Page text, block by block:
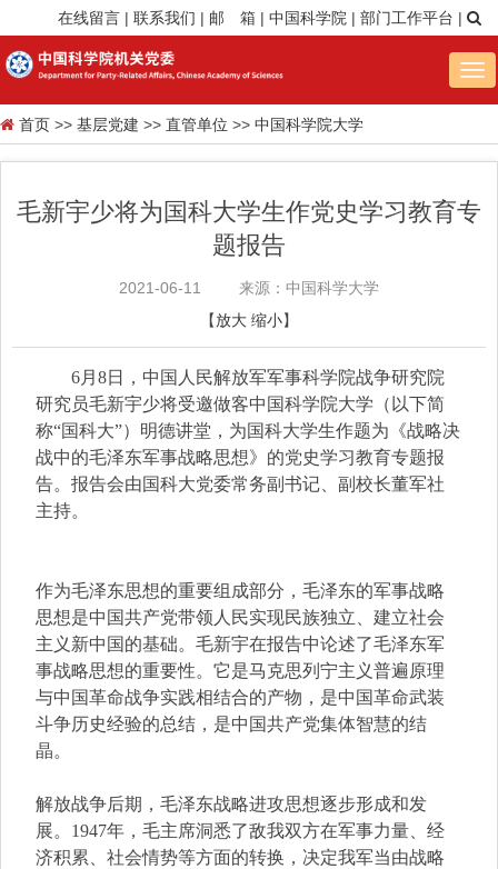
在线留言 | 联系我们 | 邮 箱 | 中国科学院 | 部门工作平台 |
首页 >> 基层党建 >> 直管单位 >> 中国科学院大学
毛新宇少将为国科大学生作党史学习教育专
题报告
2021-06-11
来源：中国科学大学
【放大 缩小】
6月8日，中国人民解放军军事科学院战争研究院
研究员毛新宇少将受邀做客中国科学院大学（以下简
称“国科大”）明德讲堂，为国科大学生作题为《战略决
战中的毛泽东军事战略思想》的党史学习教育专题报
告。报告会由国科大党委常务副书记、副校长董军社
主持。
作为毛泽东思想的重要组成部分，毛泽东的军事战略
思想是中国共产党带领人民实现民族独立、建立社会
主义新中国的基础。毛新宇在报告中论述了毛泽东军
事战略思想的重要性。它是马克思列宁主义普遍原理
与中国革命战争实践相结合的产物，是中国革命武装
斗争历史经验的总结，是中国共产党集体智慧的结
晶。
解放战争后期，毛泽东战略进攻思想逐步形成和发
展。1947年，毛主席洞悉了敌我双方在军事力量、经
济积累、社会情势等方面的转换，决定我军当由战略